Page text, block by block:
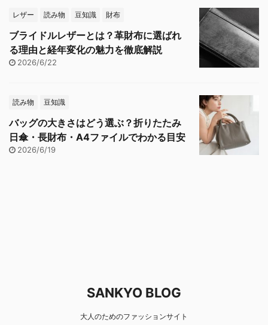
レザー 読み物 豆知識 財布
ブライドルレザーとは？革財布に選ばれ
る理由と経年変化の魅力を徹底解説
2026/6/22
読み物 豆知識
バッグの大きさはどう選ぶ？折りたたみ
日傘・長財布・A4ファイルでわかる目安
2026/6/19
SANKYO BLOG
大人のためのファッションサイト